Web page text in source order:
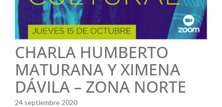
CHARLA HUMBERTO
MATURANA Y XIMENA
DÁVILA – ZONA NORTE
24 septiembre 2020